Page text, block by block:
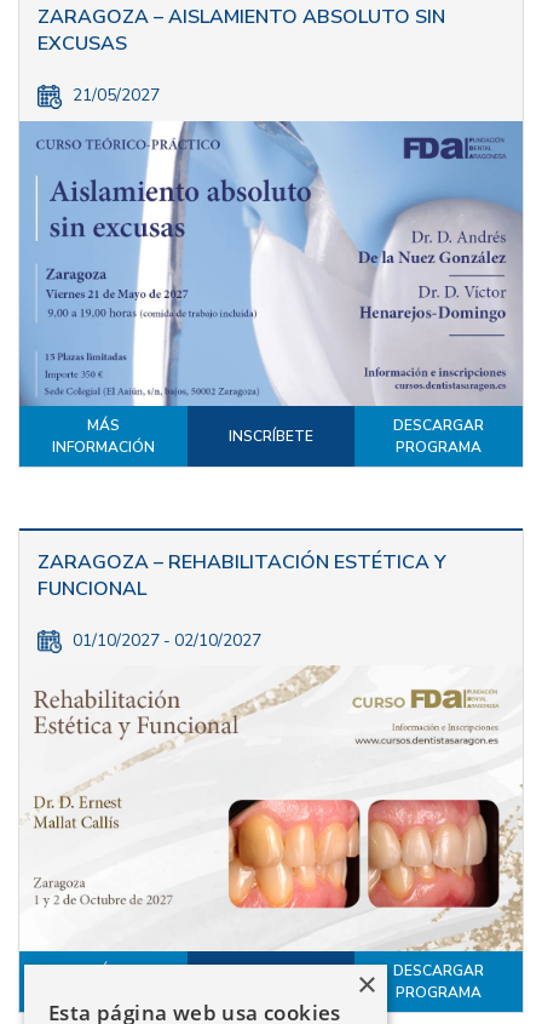
ZARAGOZA – AISLAMIENTO ABSOLUTO SIN
EXCUSAS
21/05/2027
MÁS
INFORMACIÓN
INSCRÍBETE
DESCARGAR
PROGRAMA
ZARAGOZA – REHABILITACIÓN ESTÉTICA Y
FUNCIONAL
01/10/2027 - 02/10/2027
MÁS
DESCARGAR
PROGRAMA
Esta página web usa cookies
×